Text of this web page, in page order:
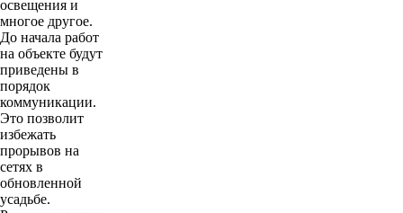
освещения и
многое другое.
До начала работ
на объекте будут
приведены в
порядок
коммуникации.
Это позволит
избежать
прорывов на
сетях в
обновленной
усадьбе.